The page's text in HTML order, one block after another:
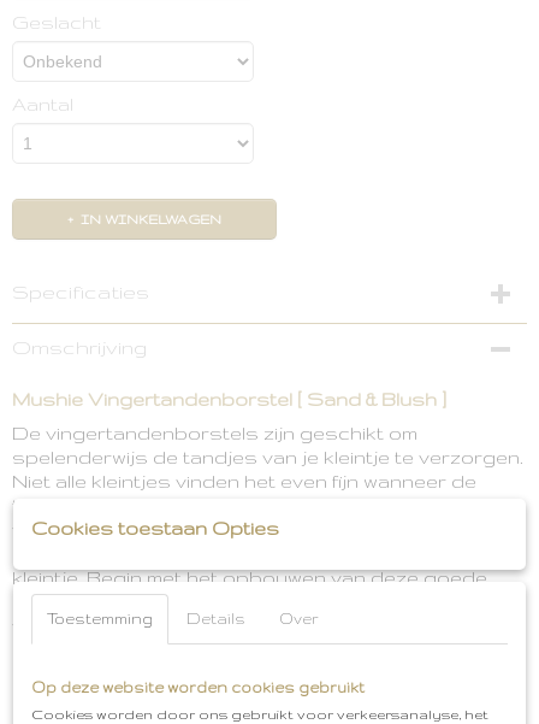
Geslacht
Aantal
IN WINKELWAGEN
Specificaties
Omschrijving
Mushie Vingertandenborstel [ Sand & Blush ]
De vingertandenborstels zijn geschikt om
spelenderwijs de tandjes van je kleintje te verzorgen.
Niet alle kleintjes vinden het even fijn wanneer de
tandjes gepoetst moeten worden. Deze
vingertandenborstel is gemakkelijk op je vinger te
kleintje. Begin met het opbouwen van deze goede
gewoonten en zorg ervoor dat het poetsen soepel
verloopt. Zo begint op een makkelijke en eenvoudige
manier de mondverzorging van je kleintje waar jij en je
De vingertandenborstels zitten per twee stuks
Cookies toestaan Opties
Toestemming Details Over
Op deze website worden cookies gebruikt
Cookies worden door ons gebruikt voor verkeersanalyse, het